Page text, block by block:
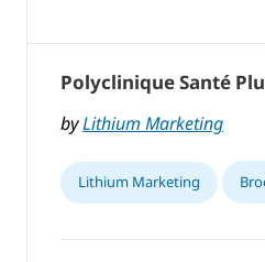
Polyclinique Santé
byLithium Marketing
Lithium Marketing